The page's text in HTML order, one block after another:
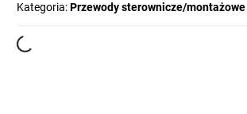
Kategoria:Przewody sterownicze/